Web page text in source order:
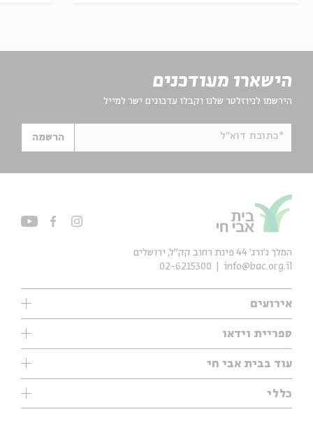
הישארו מעודכנים
הירשמו לניוזלטר שלנו וקבלו עדכונים ישר למייל
*כתובת דוא"ל הרשמה
אירועים
עיון
אנגלית
נוער
ספריית וידאו
ילדים
מוזיקה
עיון
מיוחדים
עוד בבית אבי חי
תערוכות
מיוחדים
כללי
המלך ג'ורג' 44 פינת רחוב קק״ל, ירושלים
info@bac.org.il
02-6215300